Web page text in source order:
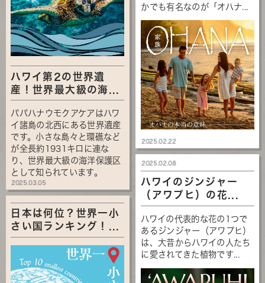
ハワイ第2の世界遺
産！世界最大級の海...
パパハナウモクアケアはハワ
イ諸島の北西にある世界遺産
です。小さな島々と環礁など
が全長約1931キロに連な
り、世界最大級の海洋保護区
として知られています。
2025.03.05
かでも有名なのが「オハナ...
2025.02.22
日本は何位？世界一小
さい国ランキング！...
ハワイのジンジャー
（アワプヒ）の花...
ハワイの代表的な花の1つで
あるジンジャー（アワプヒ）
は、大昔からハワイの人たち
に愛されてきた植物です...
2025.02.08